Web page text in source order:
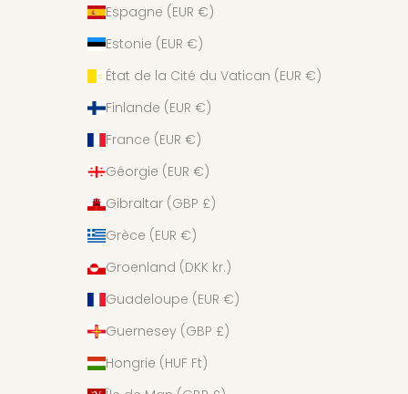
Espagne (EUR €)
Estonie (EUR €)
État de la Cité du Vatican (EUR €)
Finlande (EUR €)
France (EUR €)
Géorgie (EUR €)
Gibraltar (GBP £)
Grèce (EUR €)
Groenland (DKK kr.)
Guadeloupe (EUR €)
Guernesey (GBP £)
Hongrie (HUF Ft)